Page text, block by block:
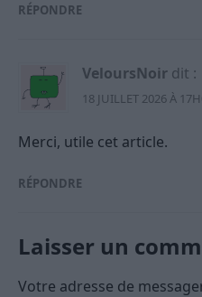
RÉPONDRE
VeloursNoir dit :
18 JUILLET 2026 À
Merci, utile cet article.
RÉPONDRE
Laisser un
Votre adresse de